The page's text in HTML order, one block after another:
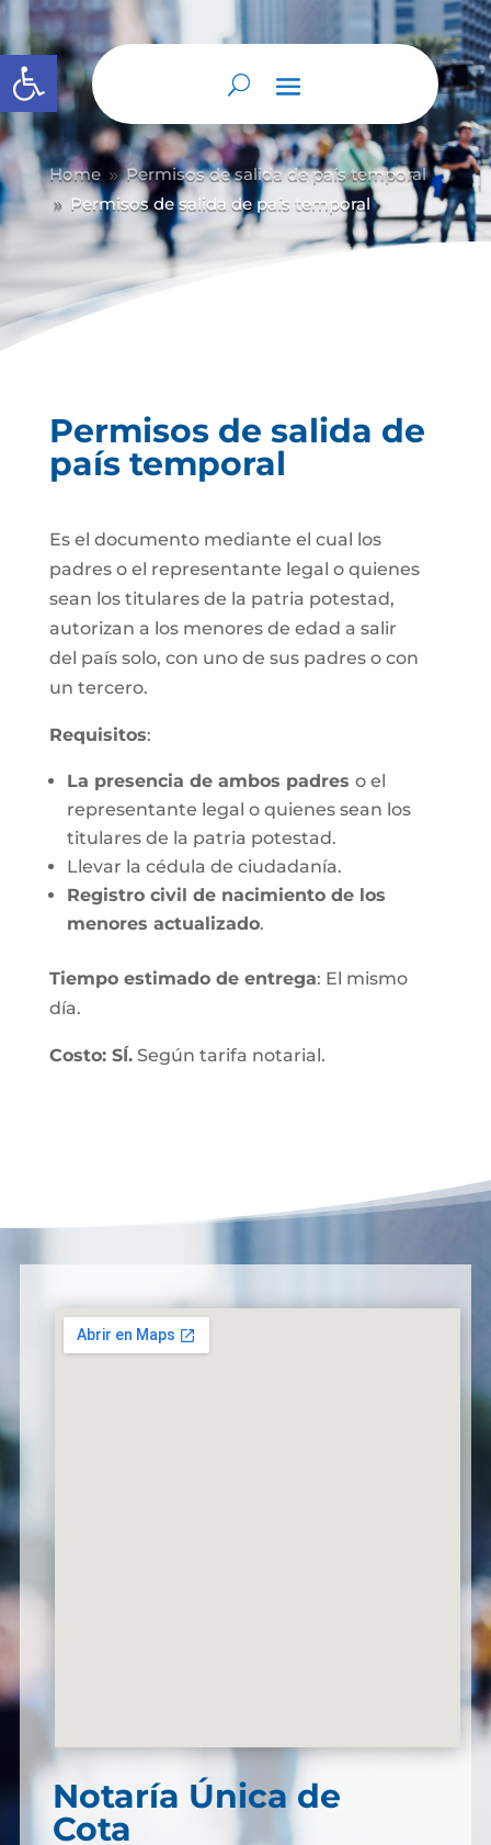
Abrir barra de herramientas
Home 9 Permisos de salida de país temporal
9 Permisos de salida de país temporal
Permisos de salida de
país temporal
Es el documento mediante el cual los
padres o el representante legal o quienes
sean los titulares de la patria potestad,
autorizan a los menores de edad a salir
del país solo, con uno de sus padres o con
un tercero.
Requisitos:
La presencia de ambos padres o el
representante legal o quienes sean los
titulares de la patria potestad.
Llevar la cédula de ciudadanía.
Registro civil de nacimiento de los
menores actualizado.
Tiempo estimado de entrega: El mismo
día.
Costo: SÍ.Según tarifa notarial.
Notaría Única de
Cota